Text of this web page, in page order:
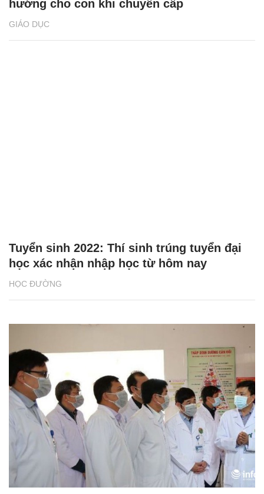
GIÁO DỤC
hướng cho con khi chuyển cấp
HỌC ĐƯỜNG
Tuyển sinh 2022: Thí sinh trúng tuyển đại
học xác nhận nhập học từ hôm nay